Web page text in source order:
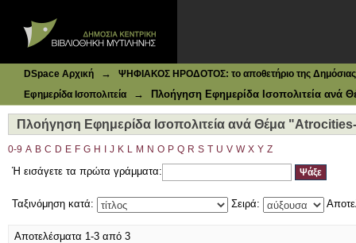
DSpace Αρχική →
ΨΗΦΙΑΚΟΣ ΗΡΟΔΟΤΟΣ: το αποθετήριο της Δημόσιας
Εφημερίδα Ισοπολιτεία
→ Πλοήγηση Εφημερίδα Ισοπολιτεία ανά
Πλοήγηση Εφημερίδα Ισοπολιτεία ανά Θέμα
0-9 A B C D E F G H J K L M N O P Q R S T U V W X Y Z
Ή εισάγετε τα πρώτα γράμματα:
Ταξινόμηση κατά: Σειρά:
Αποτελέσματα 1-3 από 3